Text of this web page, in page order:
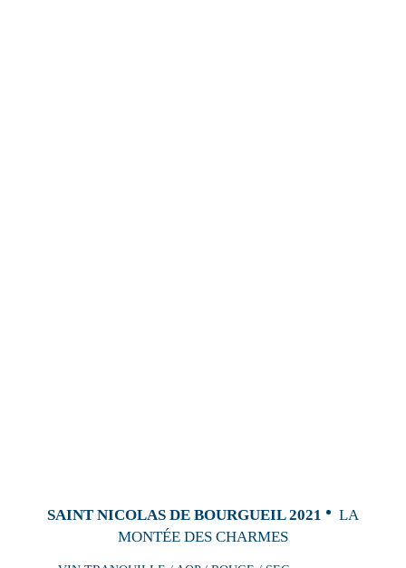
SAINT NICOLAS DE BOURGUEIL 2021
LA
MONTÉE DES CHARMES